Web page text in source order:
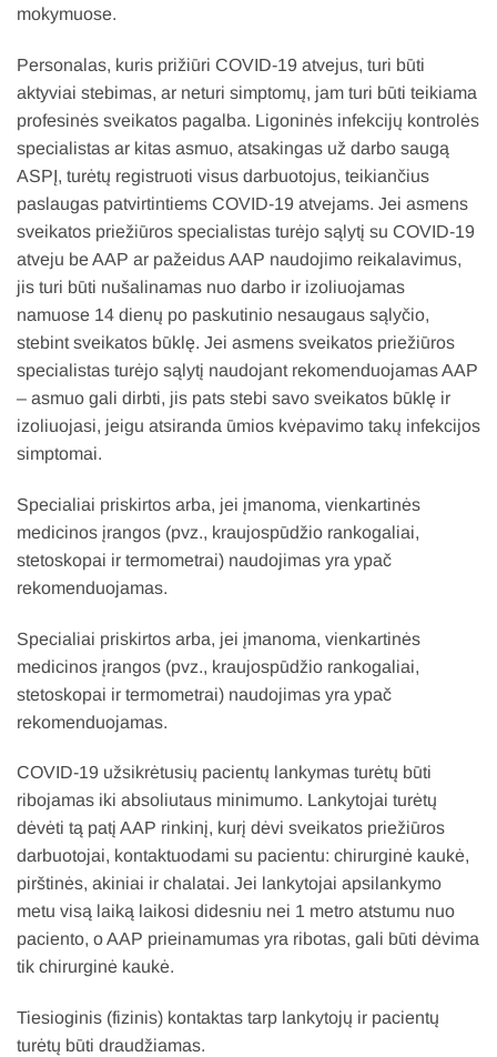
mokymuose.
Personalas, kuris prižiūri COVID-19 atvejus, turi būti
aktyviai stebimas, ar neturi simptomų, jam turi būti teikiama
profesinės sveikatos pagalba. Ligoninės infekcijų kontrolės
specialistas ar kitas asmuo, atsakingas už darbo saugą
ASPĮ, turėtų registruoti visus darbuotojus, teikiančius
paslaugas patvirtintiems COVID-19 atvejams. Jei asmens
sveikatos priežiūros specialistas turėjo sąlytį su COVID-19
atveju be AAP ar pažeidus AAP naudojimo reikalavimus,
jis turi būti nušalinamas nuo darbo ir izoliuojamas
namuose 14 dienų po paskutinio nesaugaus sąlyčio,
stebint sveikatos būklę. Jei asmens sveikatos priežiūros
specialistas turėjo sąlytį naudojant rekomenduojamas AAP
– asmuo gali dirbti, jis pats stebi savo sveikatos būklę ir
izoliuojasi, jeigu atsiranda ūmios kvėpavimo takų infekcijos
simptomai.
Specialiai priskirtos arba, jei įmanoma, vienkartinės
medicinos įrangos (pvz., kraujospūdžio rankogaliai,
stetoskopai ir termometrai) naudojimas yra ypač
rekomenduojamas.
Specialiai priskirtos arba, jei įmanoma, vienkartinės
medicinos įrangos (pvz., kraujospūdžio rankogaliai,
stetoskopai ir termometrai) naudojimas yra ypač
rekomenduojamas.
COVID-19 užsikrėtusių pacientų lankymas turėtų būti
ribojamas iki absoliutaus minimumo. Lankytojai turėtų
dėvėti tą patį AAP rinkinį, kurį dėvi sveikatos priežiūros
darbuotojai, kontaktuodami su pacientu: chirurginė kaukė,
pirštinės, akiniai ir chalatai. Jei lankytojai apsilankymo
metu visą laiką laikosi didesniu nei 1 metro atstumu nuo
paciento, o AAP prieinamumas yra ribotas, gali būti dėvima
tik chirurginė kaukė.
Tiesioginis (fizinis) kontaktas tarp lankytojų ir pacientų
turėtų būti draudžiamas.